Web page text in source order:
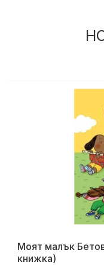
Моят малък
книжка)